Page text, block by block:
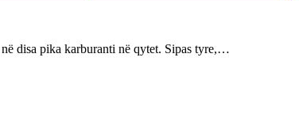
disa pika karburanti në qytet. Sipas tyre,…